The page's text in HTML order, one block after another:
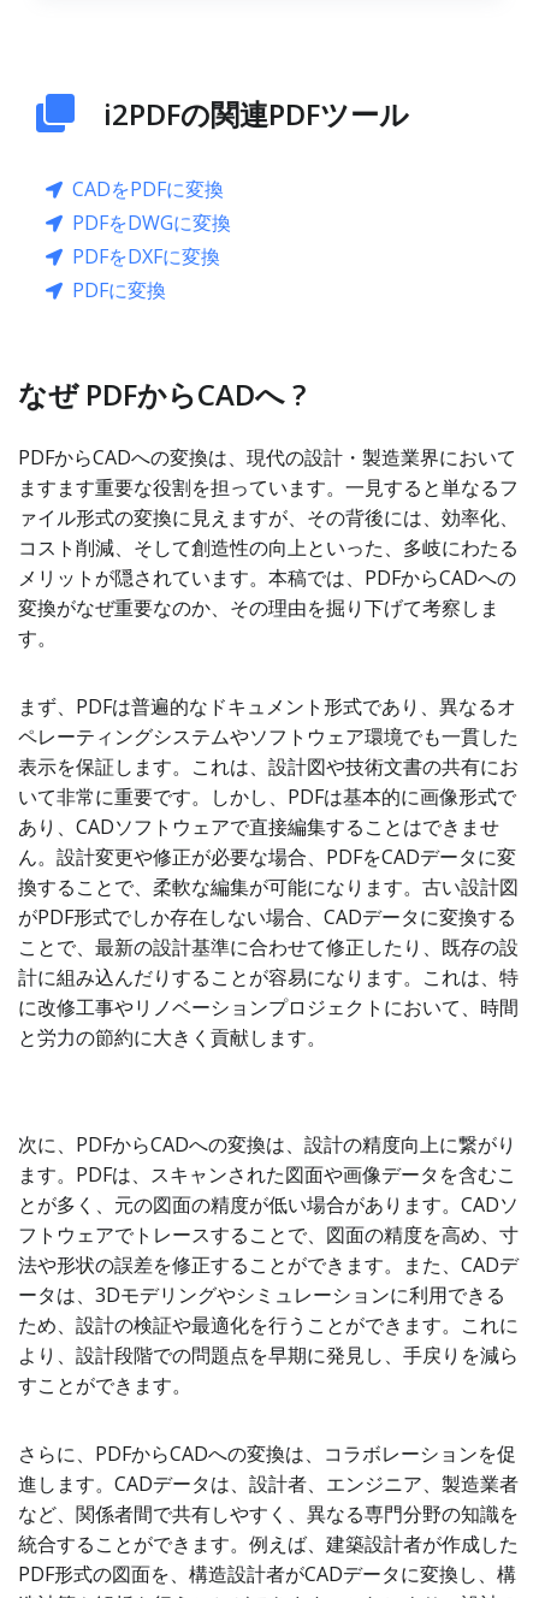
i2PDFの関連PDFツール
CADをPDFに変換
PDFをDWGに変換
PDFをDXFに変換
PDFに変換
なぜ PDFからCADへ ?
PDFからCADへの変換は、現代の設計・製造業界において
ますます重要な役割を担っています。一見すると単なるフ
ァイル形式の変換に見えますが、その背後には、効率化、
コスト削減、そして創造性の向上といった、多岐にわたる
メリットが隠されています。本稿では、PDFからCADへの
変換がなぜ重要なのか、その理由を掘り下げて考察しま
す。
まず、PDFは普遍的なドキュメント形式であり、異なるオ
ペレーティングシステムやソフトウェア環境でも一貫した
表示を保証します。これは、設計図や技術文書の共有にお
いて非常に重要です。しかし、PDFは基本的に画像形式で
あり、CADソフトウェアで直接編集することはできませ
ん。設計変更や修正が必要な場合、PDFをCADデータに変
換することで、柔軟な編集が可能になります。古い設計図
がPDF形式でしか存在しない場合、CADデータに変換する
ことで、最新の設計基準に合わせて修正したり、既存の設
計に組み込んだりすることが容易になります。これは、特
に改修工事やリノベーションプロジェクトにおいて、時間
と労力の節約に大きく貢献します。
次に、PDFからCADへの変換は、設計の精度向上に繋がり
ます。PDFは、スキャンされた図面や画像データを含むこ
とが多く、元の図面の精度が低い場合があります。CADソ
フトウェアでトレースすることで、図面の精度を高め、寸
法や形状の誤差を修正することができます。また、CADデ
ータは、3Dモデリングやシミュレーションに利用できる
ため、設計の検証や最適化を行うことができます。これに
より、設計段階での問題点を早期に発見し、手戻りを減ら
すことができます。
さらに、PDFからCADへの変換は、コラボレーションを促
進します。CADデータは、設計者、エンジニア、製造業者
など、関係者間で共有しやすく、異なる専門分野の知識を
統合することができます。例えば、建築設計者が作成した
PDF形式の図面を、構造設計者がCADデータに変換し、構